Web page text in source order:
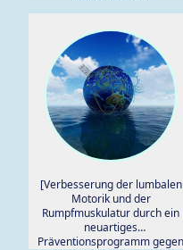
[Verbesserung der lumbalen
Motorik und der
Rumpfmuskulatur durch ein
neuartiges
Präventionsprogramm gegen